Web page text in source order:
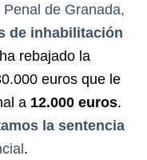
de Granada,
de inhabilitación
rebajado la
euros que le
a 12.000 euros.
la sentencia
.